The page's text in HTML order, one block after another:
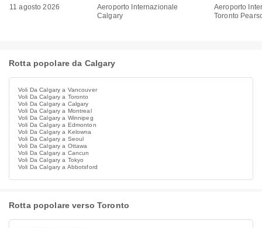
11 agosto 2026
Aeroporto Internazionale
Calgary
Aeroporto
Toronto
Rotta popolare da Calgary
Voli Da Calgary a Vancouver
Voli Da Calgary a Toronto
Voli Da Calgary a Calgary
Voli Da Calgary a Montreal
Voli Da Calgary a Winnipeg
Voli Da Calgary a Edmonton
Voli Da Calgary a Kelowna
Voli Da Calgary a Seoul
Voli Da Calgary a Ottawa
Voli Da Calgary a Cancun
Voli Da Calgary a Tokyo
Voli Da Calgary a Abbotsford
Rotta popolare verso Toronto